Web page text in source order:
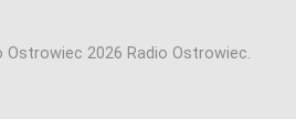
Ostrowiec 2026 Radio Ostrowiec.